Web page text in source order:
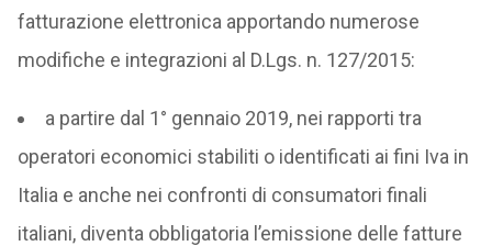
fatturazione elettronica apportando numerose
modifiche e integrazioni al D.Lgs. n. 127/2015:
a partire dal 1° gennaio 2019, nei rapporti tra
operatori economici stabiliti o identificati ai fini Iva in
Italia e anche nei confronti di consumatori finali
italiani, diventa obbligatoria l’emissione delle fatture